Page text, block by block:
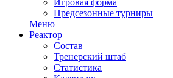
Игровая форма
Предсезонные турниры
Меню
Реактор
Состав
Тренерский штаб
Статистика